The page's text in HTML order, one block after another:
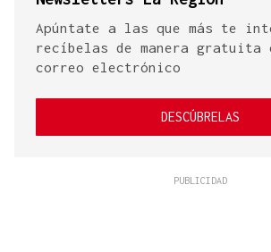
Apúntate a las que más te
recíbelas de manera gratuita
correo electrónico
DESCÚBRELAS